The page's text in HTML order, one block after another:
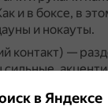
и в боксе, в
и нокауты.
контакт) —
за этих
Победа
в Яндексе